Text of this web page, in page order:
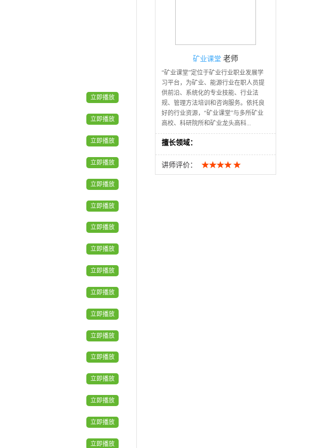
00:15:09 未观看
录播
王希政：新ICT技术在智能矿
山的应用思考与实践
00:14:09 未观看
录播
祝青：视频AI应用赋能智能
矿山建设
00:15:48
录播 王宇：煤矿大脑
立即播放
立即播放
立即播放
立即播放
立即播放
立即播放
立即播放
立即播放
立即播放
立即播放
立即播放
立即播放
立即播放
立即播放
立即播放
立即播放
立即播放
矿业课堂 老师
“矿业课堂”定位于矿业行业职业发展学
习平台，为矿业、能源行业在职人员提
供前沿、系统化的专业技能、行业法
规、管理方法培训和咨询服务。依托良
好的行业资源，“矿业课堂”与多所矿业
高校、科研院所和矿业龙头高科...
擅长领域：
讲师评价：